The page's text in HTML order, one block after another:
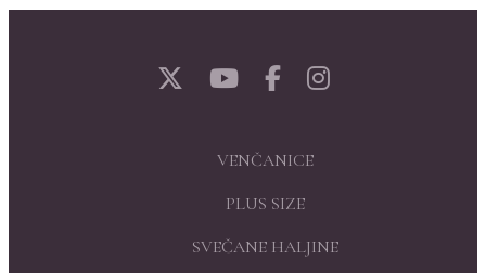
VENČANICE
PLUS SIZE
SVEČANE HALJINE